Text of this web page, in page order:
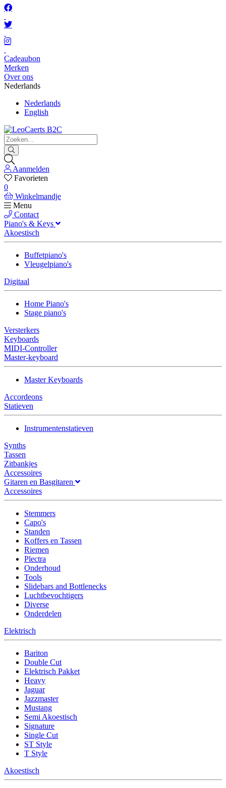
Cadeaubon
Merken
Over ons
Nederlands
Nederlands
English
Aanmelden
Favorieten
0
Winkelmandje
Menu
Contact
Piano's & Keys
Akoestisch
Buffetpiano's
Vleugelpiano's
Digitaal
Home Piano's
Stage piano's
Versterkers
Keyboards
MIDI-Controller
Master-keyboard
Master Keyboards
Accordeons
Statieven
Instrumentenstatieven
Synths
Tassen
Zitbankjes
Accessoires
Gitaren en Basgitaren
Accessoires
Stemmers
Capo's
Standen
Koffers en Tassen
Riemen
Plectra
Onderhoud
Tools
Slidebars and Bottlenecks
Luchtbevochtigers
Diverse
Onderdelen
Elektrisch
Bariton
Double Cut
Elektrisch Pakket
Heavy
Jaguar
Jazzmaster
Mustang
Semi Akoestisch
Signature
Single Cut
ST Style
T Style
Akoestisch